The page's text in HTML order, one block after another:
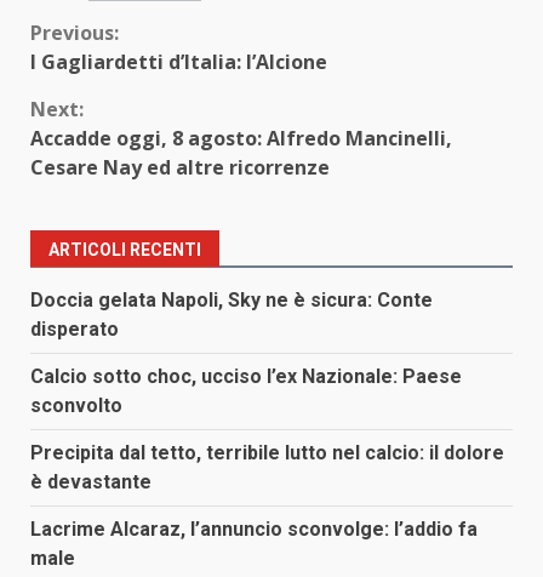
Continue
Reading
Previous:
I Gagliardetti d’Italia: l’Alcione
Next:
Accadde oggi, 8 agosto: Alfredo Mancinelli,
Cesare Nay ed altre ricorrenze
ARTICOLI RECENTI
Doccia gelata Napoli, Sky ne è sicura: Conte
disperato
Calcio sotto choc, ucciso l’ex Nazionale: Paese
sconvolto
Precipita dal tetto, terribile lutto nel calcio: il dolore
è devastante
Lacrime Alcaraz, l’annuncio sconvolge: l’addio fa
male